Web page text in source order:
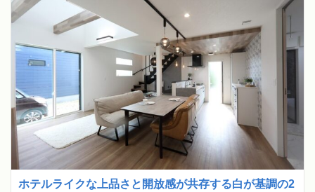
ホテルライクな上品さと開放感が共存する白が基調の2